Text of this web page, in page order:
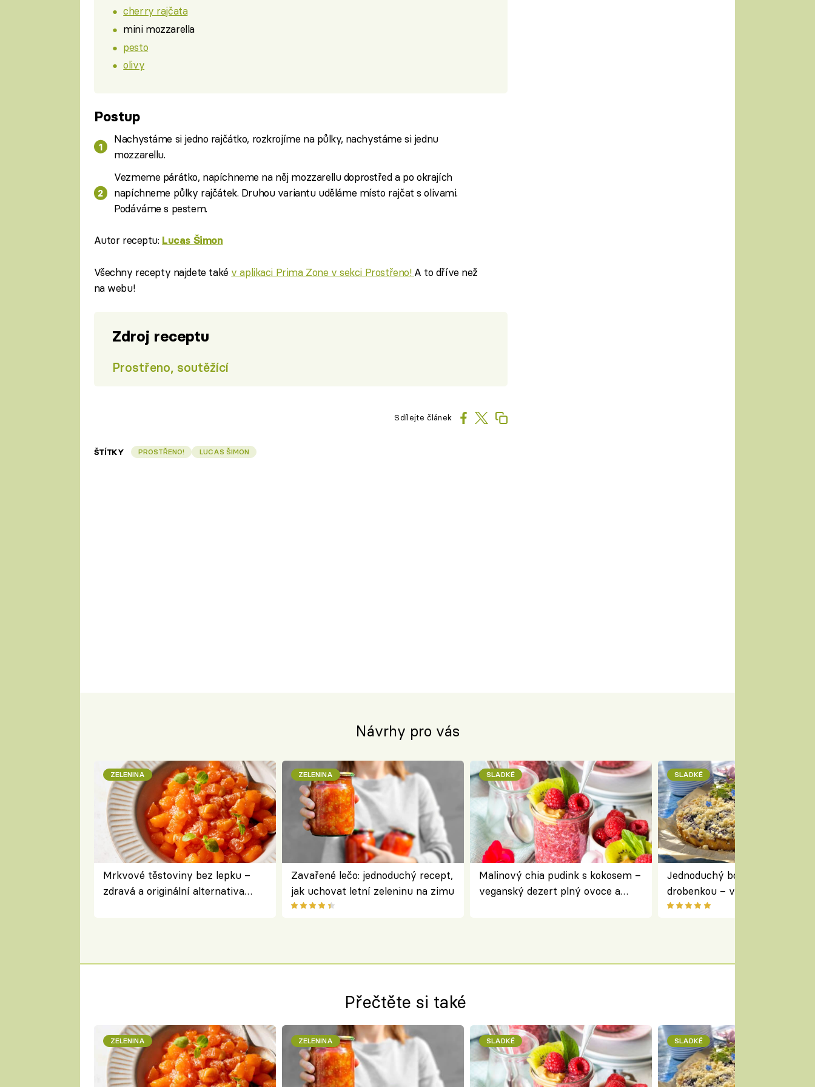
cherry rajčata
mini mozzarella
pesto
olivy
Postup
Nachystáme si jedno rajčátko, rozkrojíme na půlky, nachystáme si jednu
mozzarellu.
Vezmeme párátko, napíchneme na něj mozzarellu doprostřed a po okrajích
napíchneme půlky rajčátek. Druhou variantu uděláme místo rajčat s olivami.
Podáváme s pestem.
Autor receptu: Lucas Šimon
Všechny recepty najdete také v aplikaci Prima Zone v sekci Prostřeno! A to dříve než
na webu!
Zdroj receptu
Prostřeno, soutěžící
Sdílejte článek
ŠTÍTKY PROSTŘENO! LUCAS ŠIMON
Návrhy pro vás
ZELENINA
Mrkvové těstoviny bez lepku –
zdravá a originální alternativa
ZELENINA
Zavařené lečo: jednoduchý recept,
jak uchovat letní zeleninu na zimu
SLADKÉ
Malinový chia pudink s kokosem –
veganský dezert plný ovoce a
SLADKÉ
Jednoduchý borůvkový koláč s
drobenkou – vláčný moučník
ovoce
Přečtěte si také
ZELENINA ZELENINA SLADKÉ SLADKÉ